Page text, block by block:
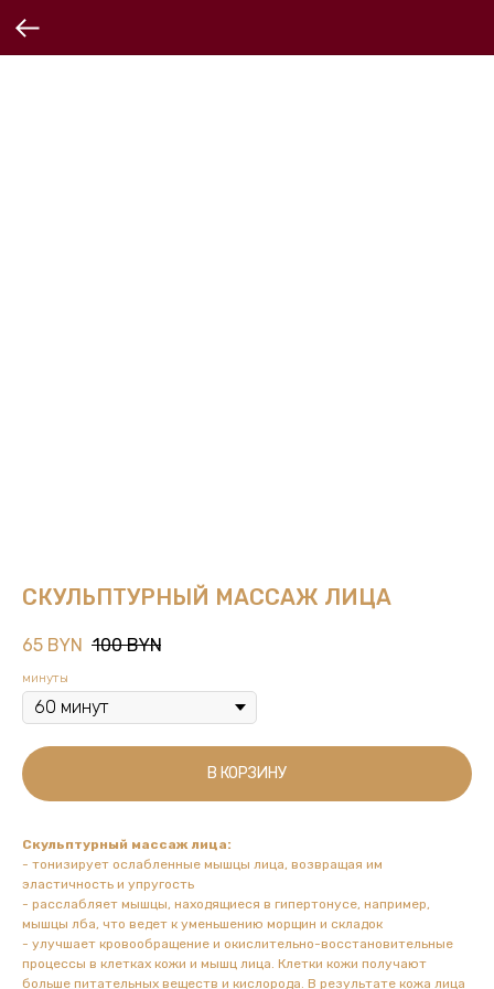
СКУЛЬПТУРНЫЙ МАССАЖ ЛИЦА
65 BYN 100 BYN
минуты
В КОРЗИНУ
Скульптурный массаж лица:
- тонизирует ослабленные мышцы лица, возвращая им
эластичность и упругость
- расслабляет мышцы, находящиеся в гипертонусе, например,
мышцы лба, что ведет к уменьшению морщин и складок
- улучшает кровообращение и окислительно-восстановительные
процессы в клетках кожи и мышц лица. Клетки кожи получают
больше питательных веществ и кислорода. В результате кожа лица